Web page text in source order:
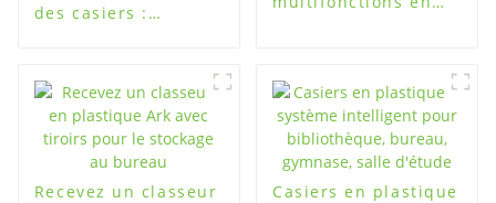
des casiers :
intelligente pour un
stockage sécurisé
Recevez un classeur
Casiers en plastique